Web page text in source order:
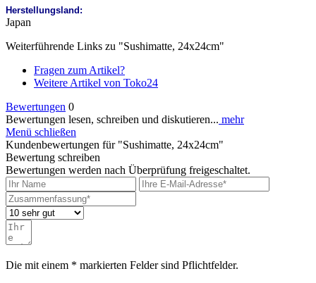
Herstellungsland:
Japan
Weiterführende Links zu "Sushimatte, 24x24cm"
Fragen zum Artikel?
Weitere Artikel von Toko24
Bewertungen 0
Bewertungen lesen, schreiben und diskutieren... mehr
Menü schließen
Kundenbewertungen für "Sushimatte, 24x24cm"
Bewertung schreiben
Bewertungen werden nach Überprüfung freigeschaltet.
Die mit einem * markierten Felder sind Pflichtfelder.